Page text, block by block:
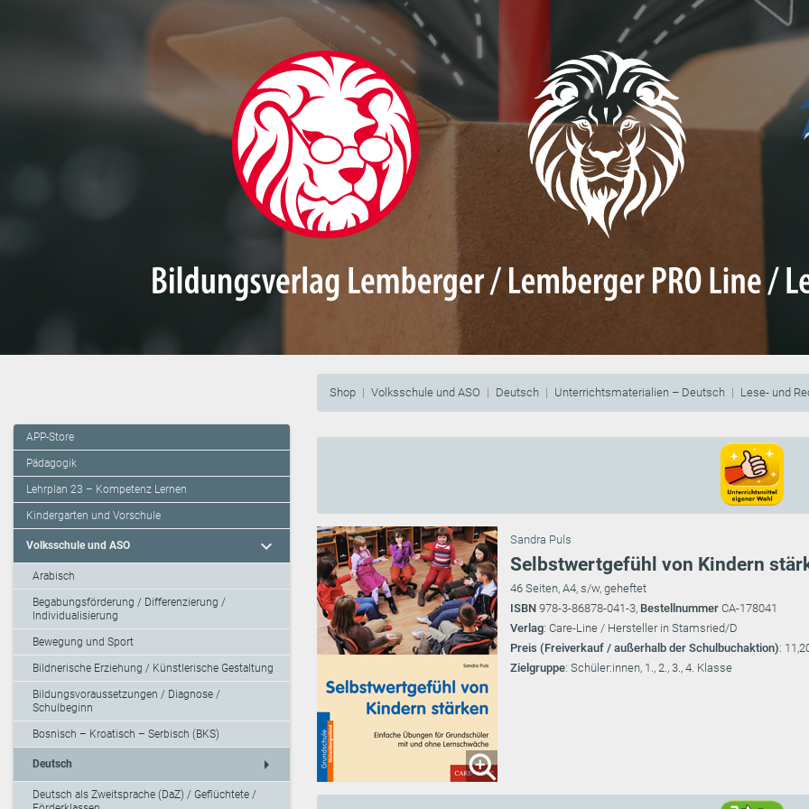
Shop Volksschule und ASO Deutsch Unterrichtsmaterialien – Deutsch Lese- und
APP-Store
Pädagogik
Lehrplan 23 – Kompetenz Lernen
Kindergarten und Vorschule
Volksschule und ASO expand_more
Arabisch
Begabungsförderung / Differenzierung /
Individualisierung
Bewegung und Sport
Bildnerische Erziehung / Künstlerische Gestaltung
Bildungsvoraussetzungen / Diagnose /
Schulbeginn
Bosnisch – Kroatisch – Serbisch (BKS)
Deutsch arrow_right
Deutsch als Zweitsprache (DaZ) / Geflüchtete /
Sandra Puls
Selbstwertgefühl von Kindern
46 Seiten, A4, s/w, geheftet
ISBN 978-3-86878-041-3, Bestellnummer CA-178041
Verlag: Care-Line / Hersteller in Stamsried/D
Preis (Freiverkauf / außerhalb der Schulbuchaktion):
Zielgruppe: Schüler:innen, 1., 2., 3., 4. Klasse